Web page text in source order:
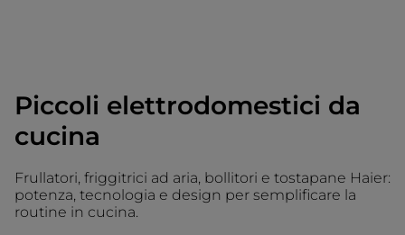
Piccoli elettrodomestici da
cucina
Frullatori, friggitrici ad aria, bollitori e tostapane Haier:
potenza, tecnologia e design per semplificare la
routine in cucina.